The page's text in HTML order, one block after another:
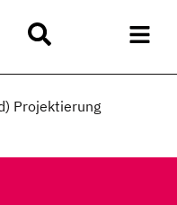
Projektierung